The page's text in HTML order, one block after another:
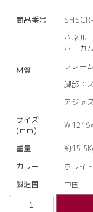
商品番号
材質
パネル
ハニカ
フレー
脚部：
アジャ
サイズ
(mm)
重量
約
カラー
ホワイ
製造国
中国
【法